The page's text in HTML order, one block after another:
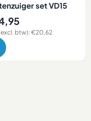
set VD15
24,95, exclusief btw:
excl. btw):€20,62